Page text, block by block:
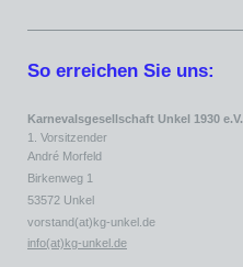
So erreichen Sie uns:
Karnevalsgesellschaft Unkel 1930 e.V.
1. Vorsitzender
André Morfeld
Birkenweg 1
53572 Unkel
vorstand(at)kg-unkel.de
info(at)kg-unkel.de